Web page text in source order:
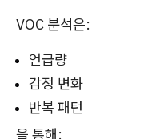
VOC 분석은:
언급량
감정 변화
반복 패턴
을 통해: